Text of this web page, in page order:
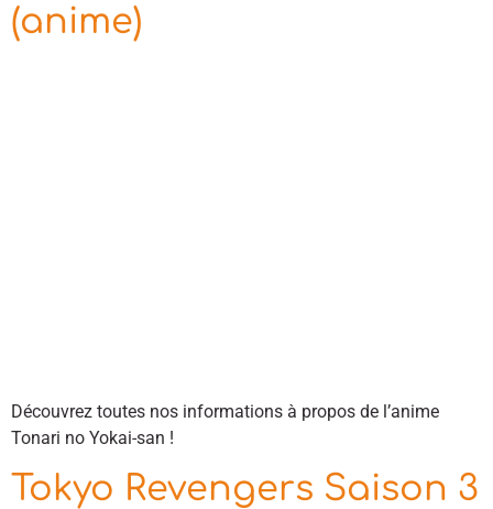
(anime)
Découvrez toutes nos informations à propos de l’anime
Tonari no Yokai-san !
Tokyo Revengers Saison 3